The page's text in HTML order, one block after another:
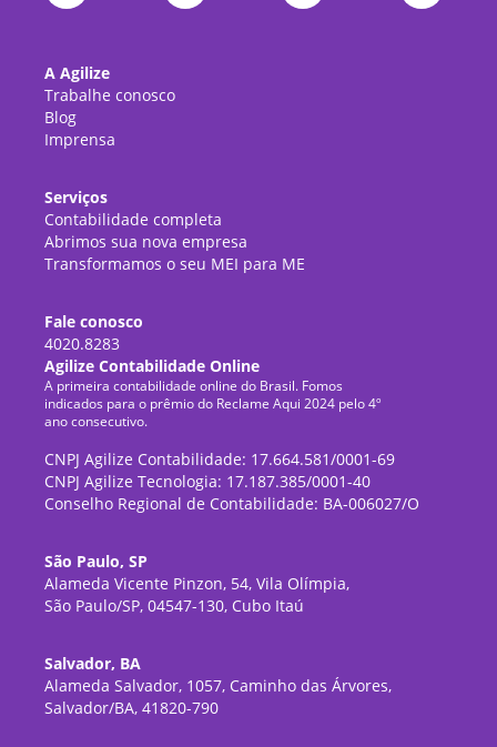
A Agilize
Trabalhe conosco
Blog
Imprensa
Serviços
Contabilidade completa
Abrimos sua nova empresa
Transformamos o seu MEI para ME
Fale conosco
4020.8283
Agilize Contabilidade Online
A primeira contabilidade online do Brasil. Fomos
indicados para o prêmio do Reclame Aqui 2024 pelo 4º
ano consecutivo.
CNPJ Agilize Contabilidade: 17.664.581/0001-69
CNPJ Agilize Tecnologia: 17.187.385/0001-40
Conselho Regional de Contabilidade: BA-006027/O
São Paulo, SP
Alameda Vicente Pinzon, 54, Vila Olímpia,
São Paulo/SP, 04547-130, Cubo Itaú
Salvador, BA
Alameda Salvador, 1057, Caminho das Árvores,
Salvador/BA, 41820-790